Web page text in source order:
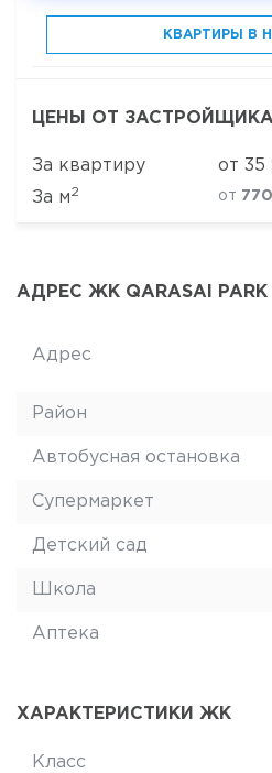
КВАРТИРЫ В
ЦЕНЫ ОТ ЗАСТРОЙЩИКА
За квартиру от 35
За м2 от
АДРЕС ЖК QARASAI PARK
Адрес
Район
Автобусная остановка
Супермаркет
Детский сад
Школа
Аптека
ХАРАКТЕРИСТИКИ ЖК
Класс